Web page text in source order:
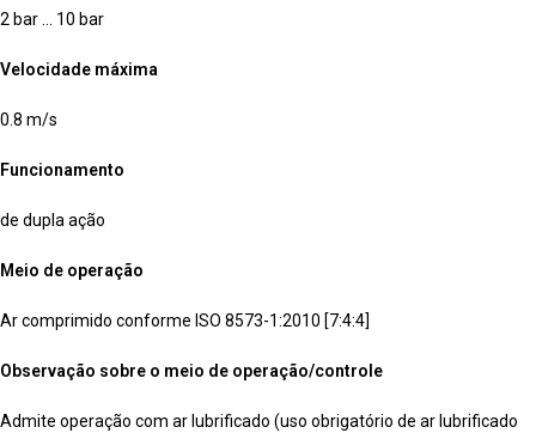
2 bar … 10 bar
Velocidade máxima
0.8 m/s
Funcionamento
de dupla ação
Meio de operação
Ar comprimido conforme ISO 8573-1:2010 [7:4:4]
Observação sobre o meio de operação/controle
Admite operação com ar lubrificado (uso obrigatório de ar lubrificado